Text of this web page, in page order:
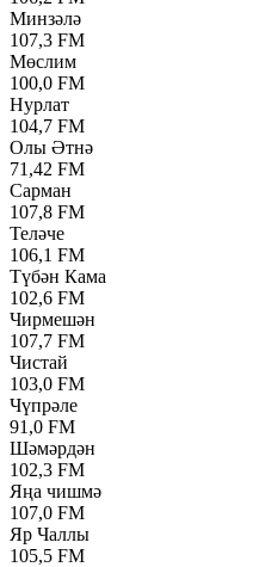
Минзәлә
107,3 FM
Мөслим
100,0 FM
Нурлат
104,7 FM
Олы Әтнә
71,42 FM
Сарман
107,8 FM
Теләче
106,1 FM
Түбән Кама
102,6 FM
Чирмешән
107,7 FM
Чистай
103,0 FM
Чүпрәле
91,0 FM
Шәмәрдән
102,3 FM
Яңа чишмә
107,0 FM
Яр Чаллы
105,5 FM